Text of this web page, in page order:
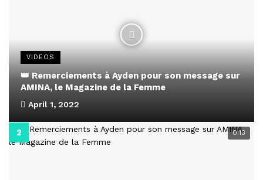
VIDEOS
👑 Remerciements à Ayden pour son message sur
AMINA, le Magazine de la Femme
April 1, 2022
0:13